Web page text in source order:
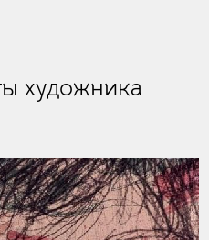
художника